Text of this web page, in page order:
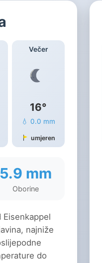
Večer
16°
💧 0.0 mm
umjeren
5.9 mm
Oborine
Eisenkappel
najniže
do